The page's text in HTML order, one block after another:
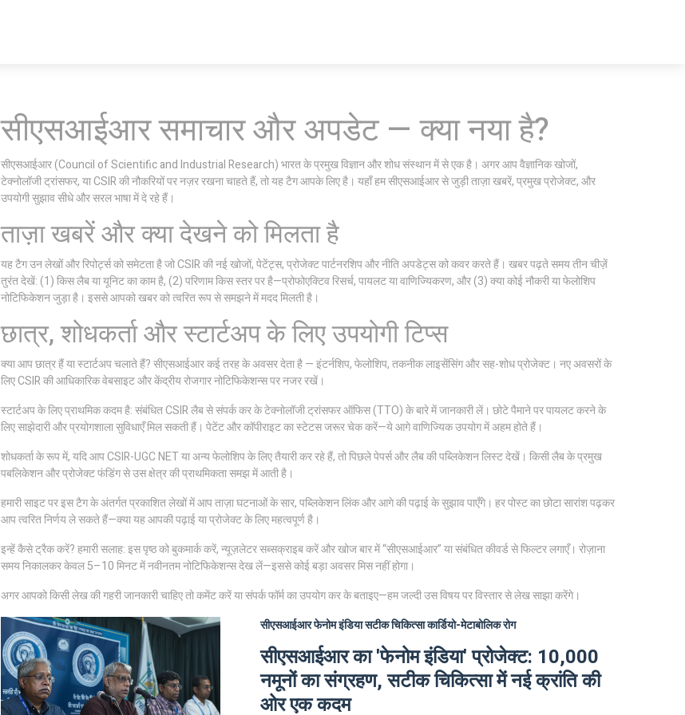
सीएसआईआर समाचार और अपडेट — क्या नया है?
सीएसआईआर (Council of Scientific and Industrial Research) भारत के प्रमुख विज्ञान और शोध संस्थान में से एक है। अगर आप वैज्ञानिक खोजों,
टेक्नोलॉजी ट्रांसफर, या CSIR की नौकरियों पर नज़र रखना चाहते हैं, तो यह टैग आपके लिए है। यहाँ हम सीएसआईआर से जुड़ी ताज़ा खबरें, प्रमुख प्रोजेक्ट, और
उपयोगी सुझाव सीधे और सरल भाषा में दे रहे हैं।
ताज़ा खबरें और क्या देखने को मिलता है
यह टैग उन लेखों और रिपोर्ट्स को समेटता है जो CSIR की नई खोजों, पेटेंट्स, प्रोजेक्ट पार्टनरशिप और नीति अपडेट्स को कवर करते हैं। खबर पढ़ते समय तीन चीज़ें
तुरंत देखें: (1) किस लैब या यूनिट का काम है, (2) परिणाम किस स्तर पर है—प्रोफोएक्टिव रिसर्च, पायलट या वाणिज्यिकरण, और (3) क्या कोई नौकरी या फेलोशिप
नोटिफिकेशन जुड़ा है। इससे आपको खबर को त्वरित रूप से समझने में मदद मिलती है।
छात्र, शोधकर्ता और स्टार्टअप के लिए उपयोगी टिप्स
क्या आप छात्र हैं या स्टार्टअप चलाते हैं? सीएसआईआर कई तरह के अवसर देता है — इंटर्नशिप, फेलोशिप, तकनीक लाइसेंसिंग और सह-शोध प्रोजेक्ट। नए अवसरों के
लिए CSIR की आधिकारिक वेबसाइट और केंद्रीय रोजगार नोटिफिकेशन्स पर नजर रखें।
स्टार्टअप के लिए प्राथमिक कदम है: संबंधित CSIR लैब से संपर्क कर के टेक्नोलॉजी ट्रांसफर ऑफिस (TTO) के बारे में जानकारी लें। छोटे पैमाने पर पायलट करने के
लिए साझेदारी और प्रयोगशाला सुविधाएँ मिल सकती हैं। पेटेंट और कॉपीराइट का स्टेटस जरूर चेक करें—ये आगे वाणिज्यिक उपयोग में अहम होते हैं।
शोधकर्ता के रूप में, यदि आप CSIR-UGC NET या अन्य फेलोशिप के लिए तैयारी कर रहे हैं, तो पिछले पेपर्स और लैब की पब्लिकेशन लिस्ट देखें। किसी लैब के प्रमुख
पबलिकेशन और प्रोजेक्ट फंडिंग से उस क्षेत्र की प्राथमिकता समझ में आती है।
हमारी साइट पर इस टैग के अंतर्गत प्रकाशित लेखों में आप ताज़ा घटनाओं के सार, पब्लिकेशन लिंक और आगे की पढ़ाई के सुझाव पाएँगे। हर पोस्ट का छोटा सारांश पढ़कर
आप त्वरित निर्णय ले सकते हैं—क्या यह आपकी पढ़ाई या प्रोजेक्ट के लिए महत्वपूर्ण है।
इन्हें कैसे ट्रैक करें? हमारी सलाह: इस पृष्ठ को बुकमार्क करें, न्यूज़लेटर सब्सक्राइब करें और खोज बार में “सीएसआईआर” या संबंधित कीवर्ड से फिल्टर लगाएँ। रोज़ाना
समय निकालकर केवल 5–10 मिनट में नवीनतम नोटिफिकेशन्स देख लें—इससे कोई बड़ा अवसर मिस नहीं होगा।
अगर आपको किसी लेख की गहरी जानकारी चाहिए तो कमेंट करें या संपर्क फॉर्म का उपयोग कर के बताइए—हम जल्दी उस विषय पर विस्तार से लेख साझा करेंगे।
सीएसआईआरफेनोम इंडियासटीक चिकित्साकार्डियो-मेटाबोलिक रोग
सीएसआईआर का 'फेनोम इंडिया' प्रोजेक्ट: 10,000
नमूनों का संग्रहण, सटीक चिकित्सा में नई क्रांति की
ओर एक कदम